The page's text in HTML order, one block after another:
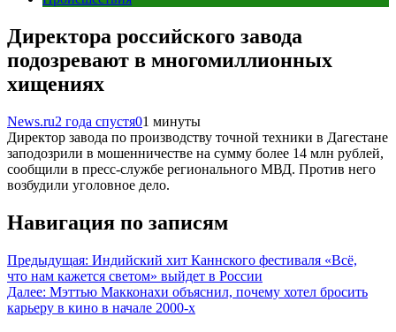
Директора российского завода
подозревают в многомиллионных
хищениях
News.ru2 года спустя01 минуты
Директор завода по производству точной техники в Дагестане
заподозрили в мошенничестве на сумму более 14 млн рублей,
сообщили в пресс-службе регионального МВД. Против него
возбудили уголовное дело.
Навигация по записям
Предыдущая: Индийский хит Каннского фестиваля «Всё,
что нам кажется светом» выйдет в России
Далее: Мэттью Макконахи объяснил, почему хотел бросить
карьеру в кино в начале 2000-х